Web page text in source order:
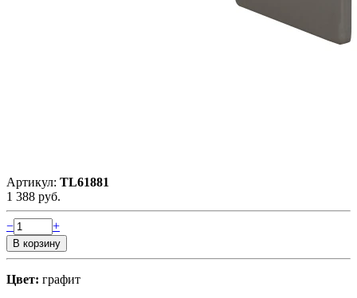
Артикул: TL61881
1 388 руб.
− +
Цвет: графит